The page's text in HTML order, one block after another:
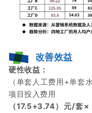
改善效益
硬性收益：
（单套人工费用+单套
项目投入费用
（17.5+3.74）元/